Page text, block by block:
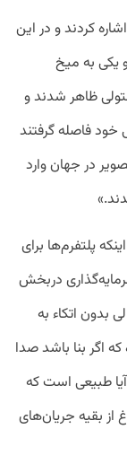
کردند و در این
یکی به میخ
ظاهر شدند و
خود فاصله گرفتند
در جهان وارد
پلتفرم‌ها برای
سرمایه‌گذاری دربخش
بدون اتکاء به
اگر بنا باشد صدا
طبیعی است که
از بقیه جریان‌های